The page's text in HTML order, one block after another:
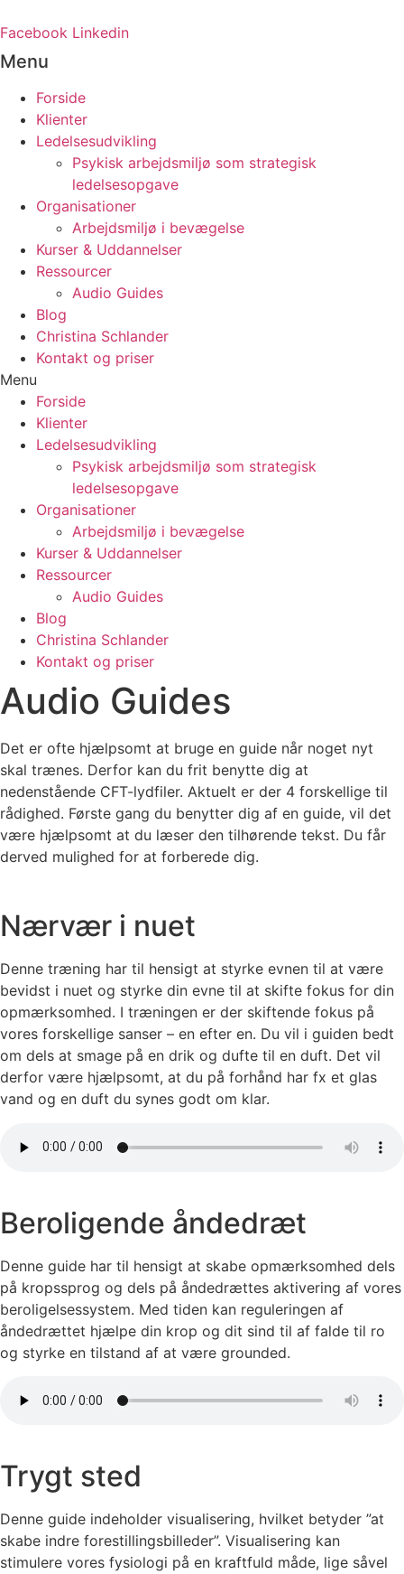
til
indhold
Facebook Linkedin
Menu
Forside
Klienter
Ledelsesudvikling
Psykisk arbejdsmiljø som strategisk
ledelsesopgave
Organisationer
Arbejdsmiljø i bevægelse
Kurser & Uddannelser
Ressourcer
Audio Guides
Blog
Christina Schlander
Kontakt og priser
Menu
Forside
Klienter
Ledelsesudvikling
Psykisk arbejdsmiljø som strategisk
ledelsesopgave
Organisationer
Arbejdsmiljø i bevægelse
Kurser & Uddannelser
Ressourcer
Audio Guides
Blog
Christina Schlander
Kontakt og priser
Audio Guides
Det er ofte hjælpsomt at bruge en guide når noget nyt
skal trænes. Derfor kan du frit benytte dig at
nedenstående CFT-lydfiler. Aktuelt er der 4 forskellige til
rådighed. Første gang du benytter dig af en guide, vil det
være hjælpsomt at du læser den tilhørende tekst. Du får
derved mulighed for at forberede dig.
Nærvær i nuet
Denne træning har til hensigt at styrke evnen til at være
bevidst i nuet og styrke din evne til at skifte fokus for din
opmærksomhed. I træningen er der skiftende fokus på
vores forskellige sanser – en efter en. Du vil i guiden bedt
om dels at smage på en drik og dufte til en duft. Det vil
derfor være hjælpsomt, at du på forhånd har fx et glas
vand og en duft du synes godt om klar.
Beroligende åndedræt
Denne guide har til hensigt at skabe opmærksomhed dels
på kropssprog og dels på åndedrættes aktivering af vores
beroligelsessystem. Med tiden kan reguleringen af
åndedrættet hjælpe din krop og dit sind til af falde til ro
og styrke en tilstand af at være grounded.
Trygt sted
Denne guide indeholder visualisering, hvilket betyder ”at
skabe indre forestillingsbilleder”. Visualisering kan
stimulere vores fysiologi på en kraftfuld måde, lige såvel